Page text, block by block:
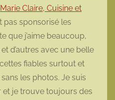
Marie Claire, Cuisine et
pas sponsorisé les
que j’aime beaucoup,
d’autres avec une belle
fiables surtout et
les photos. Je suis
et je trouve toujours des